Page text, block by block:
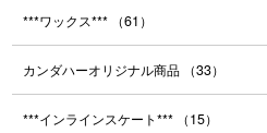
***ワックス*** （61）
カンダハーオリジナル商品 （33）
***インラインスケート*** （15）